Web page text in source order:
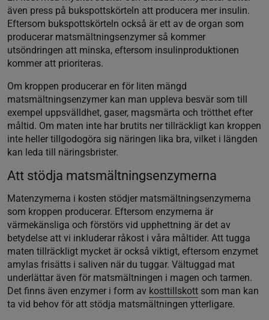
även press på bukspottskörteln att producera mer insulin.
Eftersom bukspottskörteln också är ett av de organ som
producerar matsmältningsenzymer så kommer
utsöndringen att minska, eftersom insulinproduktionen
kommer att prioriteras.
Om kroppen producerar en för liten mängd
matsmältningsenzymer kan man uppleva besvär som till
exempel uppsvälldhet, gaser, magsmärta och trötthet efter
måltid. Om maten inte har brutits ner tillräckligt kan kroppen
inte heller tillgodogöra sig näringen lika bra, vilket i längden
kan leda till näringsbrister.
Att stödja matsmältningsenzymerna
Matenzymerna i kosten stödjer matsmältningsenzymerna
som kroppen producerar. Eftersom enzymerna är
värmekänsliga och förstörs vid upphettning är det av
betydelse att vi inkluderar råkost i våra måltider. Att tugga
maten tillräckligt mycket är också viktigt, eftersom enzymet
amylas frisätts i saliven när du tuggar. Vältuggad mat
underlättar även för matsmältningen i magen och tarmen.
Det finns även enzymer i form av kosttillskott som man kan
ta vid behov för att stödja matsmältningen ytterligare.